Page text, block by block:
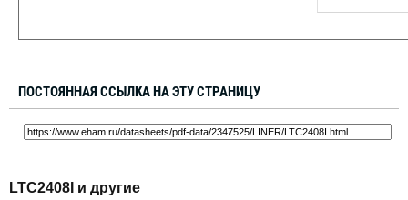
ПОСТОЯННАЯ ССЫЛКА НА ЭТУ СТРАНИЦУ
LTC2408I и другие